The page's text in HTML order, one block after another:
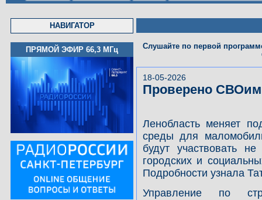
НАВИГАТОР
ПРЯМОЙ ЭФИР 66,3 МГц
Слушайте по первой
18-05-2026
Проверено
Ленобласть меняет
среды для
будут участвовать
городских и
Подробности узнала
Управление по